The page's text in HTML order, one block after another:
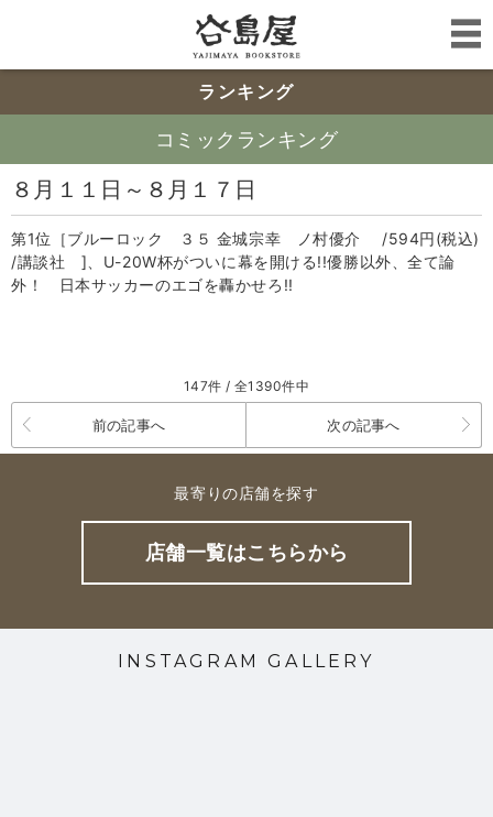
ランキング
コミックランキング
８月１１日～８月１７日
第1位［ブルーロック ３５ 金城宗幸 ノ村優介 /594円(税込)
/講談社 ]、U-20W杯がついに幕を開ける!!優勝以外、全て論
外！ 日本サッカーのエゴを轟かせろ!!
147件 / 全1390件中
前の記事へ 次の記事へ
最寄りの店舗を探す
店舗一覧はこちらから
INSTAGRAM GALLERY